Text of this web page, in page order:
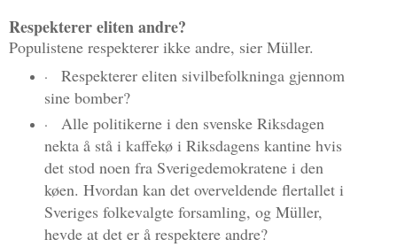
Respekterer eliten andre?
Populistene respekterer ikke andre, sier Müller.
·
Respekterer eliten sivilbefolkninga gjennom
sine bomber?
·
Alle politikerne i den svenske Riksdagen
nekta å stå i kaffekø i Riksdagens kantine hvis
det stod noen fra Sverigedemokratene i den
køen. Hvordan kan det overveldende flertallet i
Sveriges folkevalgte forsamling, og Müller,
hevde at det er å respektere andre?